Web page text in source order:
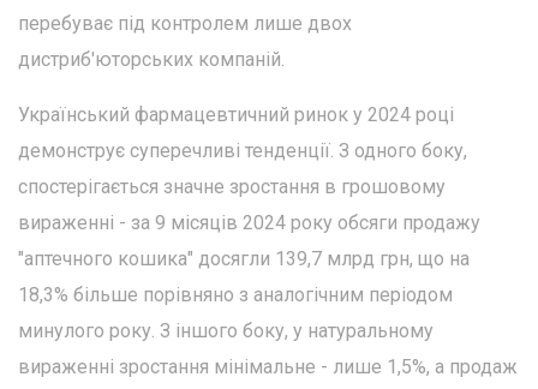
перебуває під контролем лише двох
дистриб'юторських компаній.
Український фармацевтичний ринок у 2024 році
демонструє суперечливі тенденції. З одного боку,
спостерігається значне зростання в грошовому
вираженні - за 9 місяців 2024 року обсяги продажу
"аптечного кошика" досягли 139,7 млрд грн, що на
18,3% більше порівняно з аналогічним періодом
минулого року. З іншого боку, у натуральному
вираженні зростання мінімальне - лише 1,5%, а продаж